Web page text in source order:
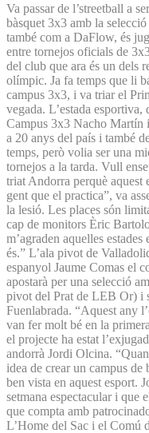
Va passar de l’streetball a
bàsquet 3x3 amb la
també com a DaFlow, és
entre tornejos oficials de
del club que ara és un dels
olímpic. Ja fa temps que li
campus 3x3, i va triar el
vegada. L’estada
Campus 3x3 Na­cho Martín
a 20 anys del país i també
temps, però volia ser una
tornejos a la tarda. Vull
triat Andorra perquè aquest
gent que el practica”, va
la lesió. Les places són
cap de monitors Èric
m’agraden aquelles
és.” L’ala pivot de
espanyol Jaume Comas el
apostarà per una selecció
pivot del Prat de LEB Or) i
Fuenlabrada. “Aquest any
van fer molt bé en la
el projecte ha estat
andorrà Jordi Olcina.
idea de crear un campus
ben vista en aquest esport.
setmana espectacular i que
que compta amb
L’Home del Sac i el Comú